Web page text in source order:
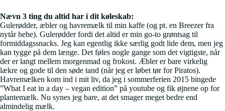
Nævn 3 ting du altid har i dit køleskab:
Gulerødder, æbler og havremælk til min kaffe (og pt. en Breezer fra
nytår hehe). Gulerødder fordi det altid er min go-to grøntsag til
formiddagssnacks. Jeg kan egentlig ikke særlig godt lide dem, men jeg
kan tygge på dem længe. Det føles nogle gange som det vigtigste, når
der er langt mellem morgenmad og frokost. Æbler er bare virkelig
lækre og gode til den søde tand (når jeg er løbet tør for Piratos).
Havremælken kom ind i mit liv, da jeg i sommerferien 2015 bingede
”What I eat in a day – vegan edition” på youtube og fik øjnene op for
plantemælk. Nu synes jeg bare, at det smager meget bedre end
almindelig mælk.